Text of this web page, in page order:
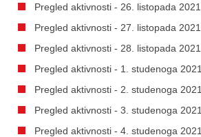
Pregled aktivnosti - 26. listopada 2021.
Pregled aktivnosti - 27. listopada 2021.
Pregled aktivnosti - 28. listopada 2021.
Pregled aktivnosti - 1. studenoga 2021.
Pregled aktivnosti - 2. studenoga 2021.
Pregled aktivnosti - 3. studenoga 2021
Pregled aktivnosti - 4. studenoga 2021.